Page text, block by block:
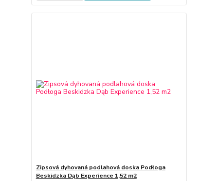
Zipsová dyhovaná podlahová doska Podłoga
Beskidzka Dąb Experience 1,52 m2